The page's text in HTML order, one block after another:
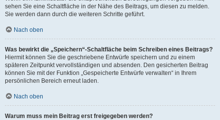
sehen Sie eine Schaltfläche in der Nähe des Beitrags, um diesen zu melden.
Sie werden dann durch die weiteren Schritte geführt.
Nach oben
Was bewirkt die „Speichern“-Schaltfläche beim Schreiben eines Beitrags?
Hiermit können Sie die geschriebene Entwürfe speichern und zu einem
späteren Zeitpunkt vervollständigen und absenden. Den gesicherten Beitrag
können Sie mit der Funktion „Gespeicherte Entwürfe verwalten“ in Ihrem
persönlichen Bereich erneut laden.
Nach oben
Warum muss mein Beitrag erst freigegeben werden?